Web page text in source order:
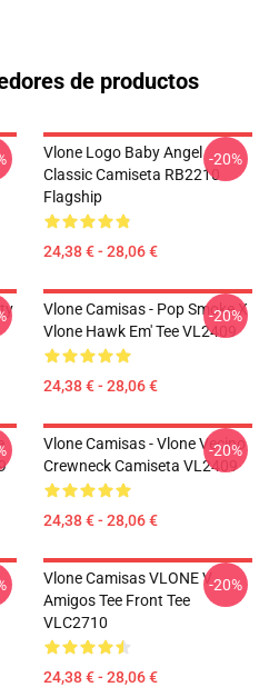
de productos
Vlone Logo Baby Angel
Classic Camiseta RB2210
Flagship
24,38 € - 28,06 €
-20%
Vlone Camisas - Pop Smoke X
Vlone Hawk Em' Tee VL2409
24,38 € - 28,06 €
-20%
Vlone Camisas - Vlone Vecino
Crewneck Camiseta VL2409
24,38 € - 28,06 €
-20%
Vlone Camisas VLONE V
Amigos Tee Front Tee
VLC2710
24,38 € - 28,06 €
-20%